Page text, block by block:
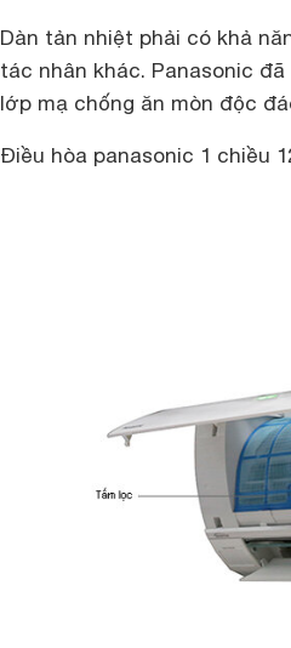
Dàn tản nhiệt phải có khả
tác nhân khác. Panasonic
lớp mạ chống ăn mòn độc
Điều hòa panasonic 1 chiều